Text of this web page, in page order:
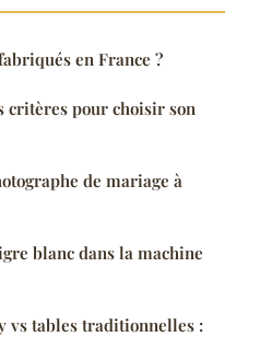
en France ?
critères pour choisir son
de mariage à
blanc dans la machine
vs tables traditionnelles :